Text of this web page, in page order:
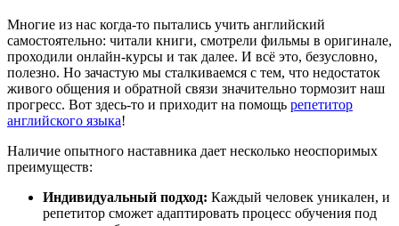
Многие из нас когда-то пытались учить английский
самостоятельно: читали книги, смотрели фильмы в оригинале,
проходили онлайн-курсы и так далее. И всё это, безусловно,
полезно. Но зачастую мы сталкиваемся с тем, что недостаток
живого общения и обратной связи значительно тормозит наш
прогресс. Вот здесь-то и приходит на помощь репетитор
английского языка!
Наличие опытного наставника дает несколько неоспоримых
преимуществ:
Индивидуальный подход: Каждый человек уникален, и
репетитор сможет адаптировать процесс обучения под